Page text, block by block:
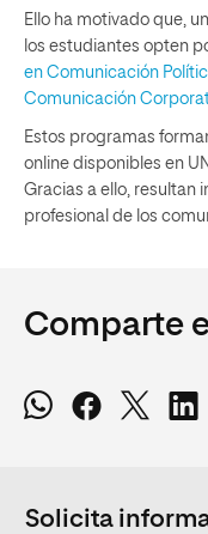
Ello ha motivado que,
los estudiantes opten
en Comunicación
Comunicación
Estos programas
online disponibles en
Gracias a ello, resultan
profesional de los
Comparte
Solicita